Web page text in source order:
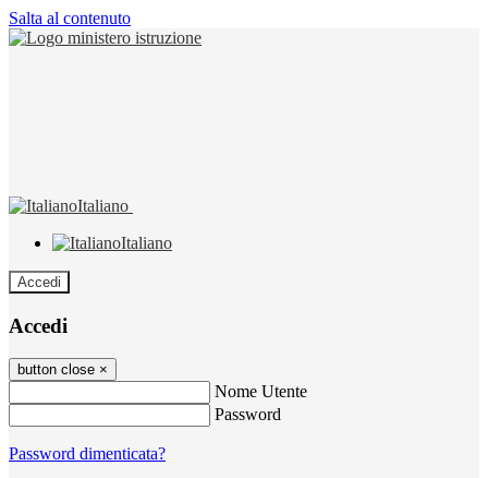
Salta al contenuto
Italiano
Italiano
Accedi
Accedi
button close ×
Nome Utente
Password
Password dimenticata?